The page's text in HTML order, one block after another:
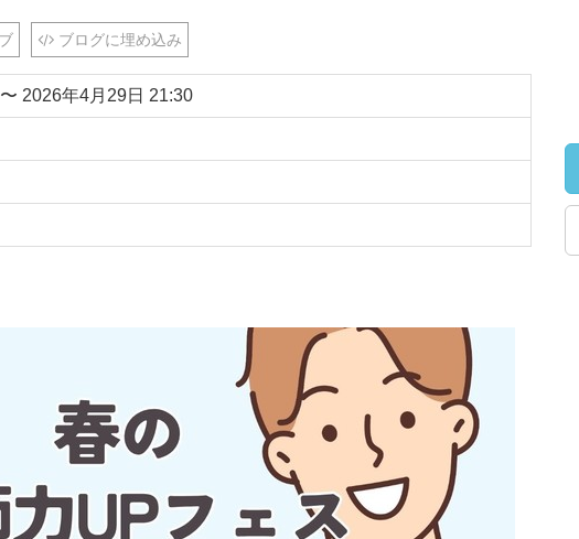
ブログに埋め込み
〜 2026年4月29日 21:30